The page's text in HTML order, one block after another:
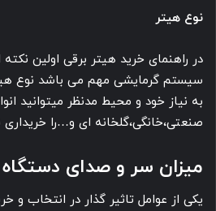
نوع هیتر
در راهنمای خرید هیتر برقی اولین
سیستم گرمایشی مهم می باشد نوع
به نیاز خود و محیط مدنظر میتوانید
صنعتی،خانگی،گلخانه ای و…را خریداری
میزان سر و صدای دستگاه
یکی از عوامل تاثیر گذار در انتخاب و